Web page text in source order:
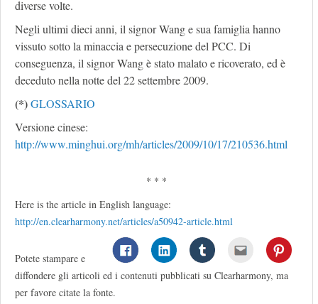
diverse volte.
Negli ultimi dieci anni, il signor Wang e sua famiglia hanno
vissuto sotto la minaccia e persecuzione del PCC. Di
conseguenza, il signor Wang è stato malato e ricoverato, ed è
deceduto nella notte del 22 settembre 2009.
(*)GLOSSARIO
Versione cinese:
http://www.minghui.org/mh/articles/2009/10/17/210536.html
* * *
Here is the article in English language:
http://en.clearharmony.net/articles/a50942-article.html
Potete stampare e
diffondere gli articoli ed i contenuti pubblicati su Clearharmony, ma
per favore citate la fonte.